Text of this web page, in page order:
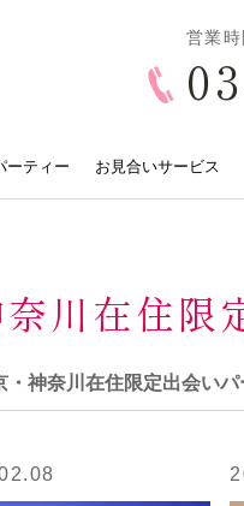
営業
ーティー お見合いサービス
川在住限
・神奈川在住限定出会い